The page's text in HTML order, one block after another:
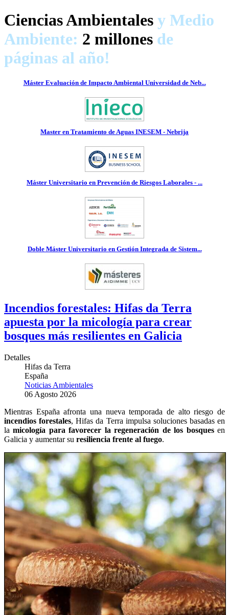
Ciencias Ambientales y Medio
Ambiente: 2 millones de
páginas al año!
Máster Evaluación de Impacto Ambiental Universidad de Neb...
Master en Tratamiento de Aguas INESEM - Nebrija
Máster Universitario en Prevención de Riesgos Laborales - ...
Doble Máster Universitario en Gestión Integrada de Sistem...
Incendios forestales: Hifas da Terra
apuesta por la micología para crear
bosques más resilientes en Galicia
Detalles
Hifas da Terra
España
Noticias Ambientales
06 Agosto 2026
Mientras España afronta una nueva temporada de alto riesgo de
incendios forestales, Hifas da Terra impulsa soluciones basadas en
lamicología para favorecer la regeneración de los bosquesen
Galicia y aumentar su resiliencia frente al fuego.